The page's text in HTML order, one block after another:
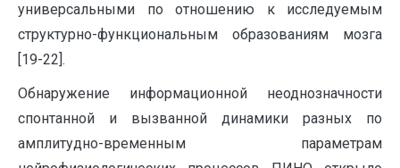
универсальными по отношению к исследуемым
структурно-функциональным образованиям мозга
[19-22].
Обнаружение информационной неоднозначности
спонтанной и вызванной динамики разных по
амплитудно-временным параметрам